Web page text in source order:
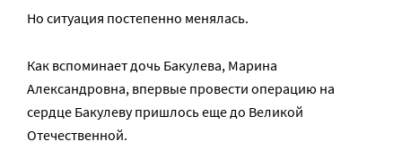
Но ситуация постепенно менялась.
Как вспоминает дочь Бакулева, Марина
Александровна, впервые провести операцию на
сердце Бакулеву пришлось еще до Великой
Отечественной.